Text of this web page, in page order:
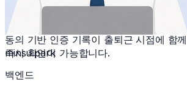
minsu.park
백엔드
감사 기록
동의 기반 인증 기록이 출퇴근 시점에 함
즉시 확인이 가능합니다.